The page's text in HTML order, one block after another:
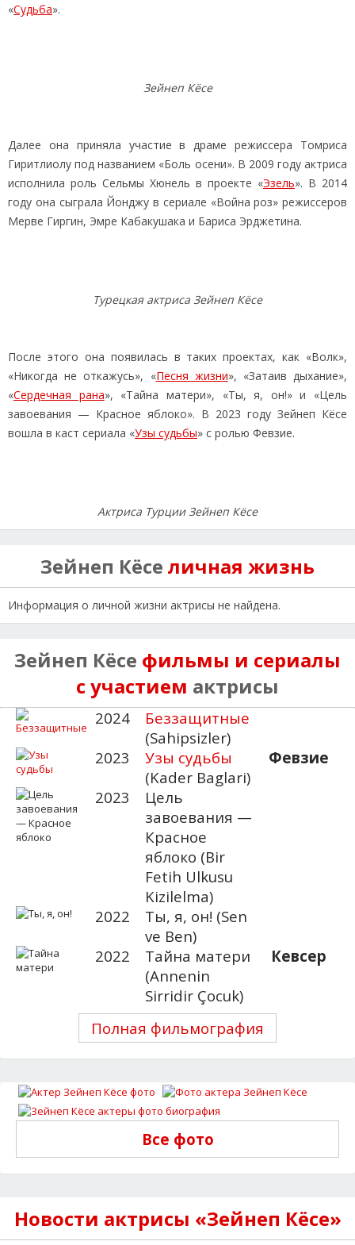
«Судьба».
Зейнеп Кёсе
Далее она приняла участие в драме режиссера Томриса
Гиритлиолу под названием «Боль осени». В 2009 году актриса
исполнила роль Сельмы Хюнель в проекте «Эзель». В 2014
году она сыграла Йонджу в сериале «Война роз» режиссеров
Мерве Гиргин, Эмре Кабакушака и Бариса Эрджетина.
Турецкая актриса Зейнеп Кёсе
После этого она появилась в таких проектах, как «Волк»,
«Никогда не откажусь», «Песня жизни», «Затаив дыхание»,
«Сердечная рана», «Тайна матери», «Ты, я, он!» и «Цель
завоевания — Красное яблоко». В 2023 году Зейнеп Кёсе
вошла в каст сериала «Узы судьбы» с ролью Февзие.
Актриса Турции Зейнеп Кёсе
Зейнеп Кёсе личная жизнь
Информация о личной жизни актрисы не найдена.
Зейнеп Кёсе фильмы и сериалы
с участием актрисы
2024
Беззащитные
(Sahipsizler)
2023
Узы судьбы
(Kader Baglari)
Февзие
2023
Цель
завоевания —
Красное
яблоко (Bir
Fetih Ulkusu
Kizilelma)
2022
Ты, я, он! (Sen
ve Ben)
2022
Тайна матери
(Annenin
Sirridir Çocuk)
Кевсер
Полная фильмография
Все фото
Новости актрисы «Зейнеп Кёсе»